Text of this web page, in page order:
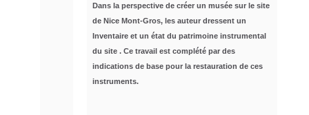
Dans la perspective de créer un musée sur le site
de Nice Mont-Gros, les auteur dressent un
Inventaire et un état du patrimoine instrumental
du site . Ce travail est complété par des
indications de base pour la restauration de ces
instruments.